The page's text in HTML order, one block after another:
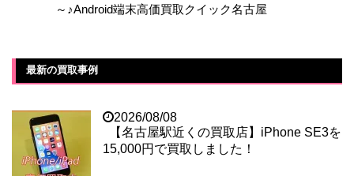
～♪Android端末高価買取クイック名古屋
最新の買取事例
2026/08/08
【名古屋駅近くの買取店】iPhone SE3を
15,000円で買取しました！